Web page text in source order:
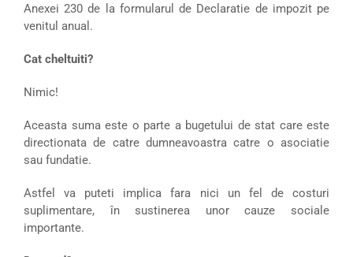
Anexei 230 de la formularul de Declaratie de impozit pe
venitul anual.
Cat cheltuiti?
Nimic!
Aceasta suma este o parte a bugetului de stat care este
directionata de catre dumneavoastra catre o asociatie
sau fundatie.
Astfel va puteti implica fara nici un fel de costuri
suplimentare, în sustinerea unor cauze sociale
importante.